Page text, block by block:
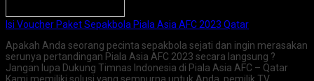
Isi Voucher Paket Sepakbola Piala Asia AFC 2023 Qatar
Apakah Anda seorang pecinta sepakbola sejati dan ingin merasakan
serunya pertandingan Piala Asia AFC 2023 secara langsung ?
Jangan lupa Dukung Timnas Indonesia di Piala Asia AFC – Qatar